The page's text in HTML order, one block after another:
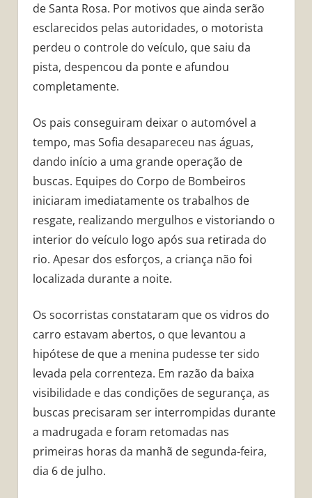
de Santa Rosa. Por motivos que ainda serão
esclarecidos pelas autoridades, o motorista
perdeu o controle do veículo, que saiu da
pista, despencou da ponte e afundou
completamente.
Os pais conseguiram deixar o automóvel a
tempo, mas Sofia desapareceu nas águas,
dando início a uma grande operação de
buscas. Equipes do Corpo de Bombeiros
iniciaram imediatamente os trabalhos de
resgate, realizando mergulhos e vistoriando o
interior do veículo logo após sua retirada do
rio. Apesar dos esforços, a criança não foi
localizada durante a noite.
Os socorristas constataram que os vidros do
carro estavam abertos, o que levantou a
hipótese de que a menina pudesse ter sido
levada pela correnteza. Em razão da baixa
visibilidade e das condições de segurança, as
buscas precisaram ser interrompidas durante
a madrugada e foram retomadas nas
primeiras horas da manhã de segunda-feira,
dia 6 de julho.